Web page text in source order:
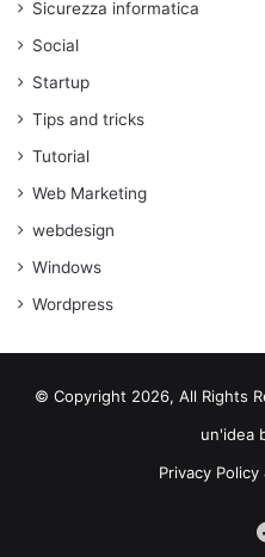
Sicurezza informatica
Social
Startup
Tips and tricks
Tutorial
Web Marketing
webdesign
Windows
Wordpress
© Copyright 2026, All Rights
un'idea
Privacy Policy